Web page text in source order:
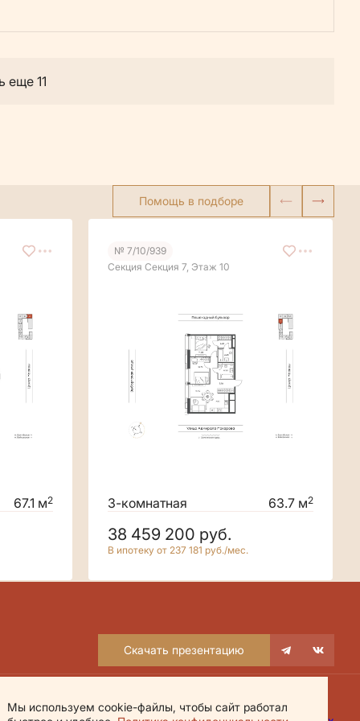
еще 11
Помощь в подборе
67.1 м2
№ 7/10/939
Секция Секция 7, Этаж 10
3-комнатная 63.7 м2
38 459 200 руб.
В ипотеку от 237 181 руб./мес.
Скачать презентацию
Мы используем cookie-файлы, чтобы сайт работал